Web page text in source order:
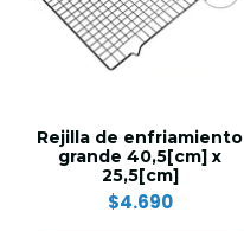
Rejilla de enfriamiento
grande 40,5[cm] x
25,5[cm]
$4.690